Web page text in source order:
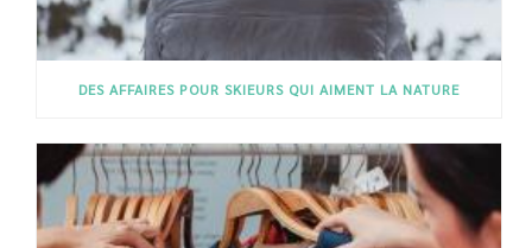
DES AFFAIRES POUR SKIEURS QUI AIMENT LA NATURE